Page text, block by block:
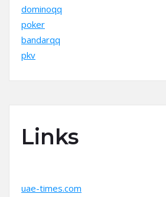
dominoqq
poker
bandarqq
pkv
Links
uae-times.com